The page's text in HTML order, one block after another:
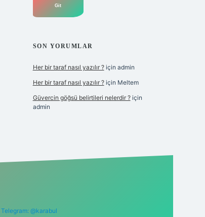
SON YORUMLAR
Her bir taraf nasıl yazılır ?için admin
Her bir taraf nasıl yazılır ?için Meltem
Güvercin göğsü belirtileri nelerdir ?için
admin
Telegram: @karabul